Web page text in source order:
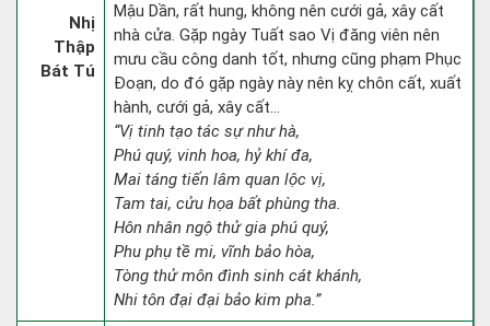
Nhị
Thập
Bát Tú
Mậu Dần, rất hung, không nên cưới gả, xây cất
nhà cửa. Gặp ngày Tuất sao Vị đăng viên nên
mưu cầu công danh tốt, nhưng cũng phạm Phục
Đoạn, do đó gặp ngày này nên kỵ chôn cất, xuất
hành, cưới gả, xây cất...
“Vị tinh tạo tác sự như hà,
Phú quý, vinh hoa, hỷ khí đa,
Mai táng tiến lâm quan lộc vị,
Tam tai, cửu họa bất phùng tha.
Hôn nhân ngộ thử gia phú quý,
Phu phụ tề mi, vĩnh bảo hòa,
Tòng thử môn đình sinh cát khánh,
Nhi tôn đại đại bảo kim pha.”